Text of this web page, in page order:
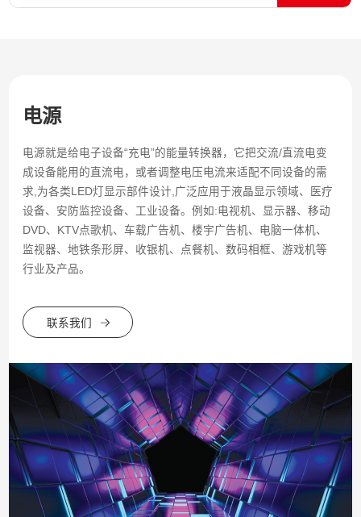
电源
电源就是给电子设备“充电”的能量转换器，它把交流/直流电变
成设备能用的直流电，或者调整电压电流来适配不同设备的需
求,为各类LED灯显示部件设计,广泛应用于液晶显示领域、医疗
设备、安防监控设备、工业设备。例如:电视机、显示器、移动
DVD、KTV点歌机、车载广告机、楼宇广告机、电脑一体机、
监视器、地铁条形屏、收银机、点餐机、数码相框、游戏机等
行业及产品。
联系我们